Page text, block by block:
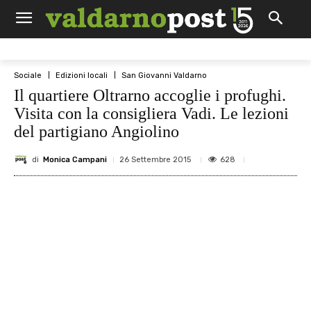
Sociale Edizioni locali San Giovanni Valdarno
Il quartiere Oltrarno accoglie i profughi.
Visita con la consigliera Vadi. Le lezioni
del partigiano Angiolino
di Monica Campani 26 Settembre 2015 628